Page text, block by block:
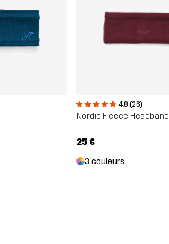
4.8 (26)
Nordic Fleece Headband
25 €
3 couleurs